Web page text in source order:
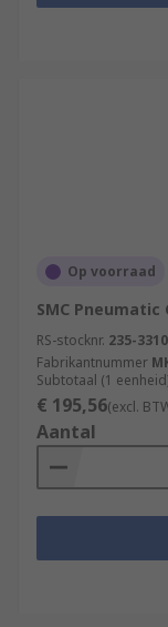
Op voorraad
SMC Pneumatic
RS-stocknr. 235-3310
Fabrikantnummer
Subtotaal (1
€ 195,56(excl.
Aantal